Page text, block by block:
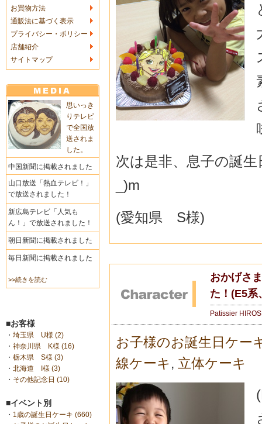
お買物方法
通販法に基づく表示
プライバシー・ポリシー
店舗紹介
サイトマップ
思いっき
りテレビ
で全国放
送されま
した。
中国新聞に掲載されました
山口放送「熱血テレビ！」
で放送されました！
新広島テレビ「人気も
ん！」で放送されました！
朝日新聞に掲載されました
毎日新聞に掲載されました
>>続きを読む
■お客様
・ 埼玉県 U様 (2)
・ 神奈川県 K様 (16)
・ 栃木県 S様 (3)
・ 北海道 I様 (3)
・ その他記念日 (10)
■イベント別
・ 1歳の誕生日ケーキ (660)
次は是非、息子の誕
_)m
(愛知県 S様)
おかげさ
た！(E5系
Patissier
お子様のお誕生日ケー
線ケーキ , 立体ケーキ